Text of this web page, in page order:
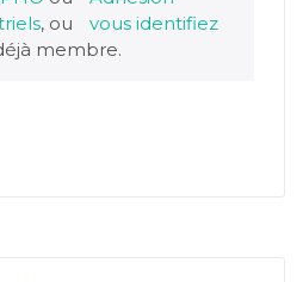
, ou
vous identifiez
membre.